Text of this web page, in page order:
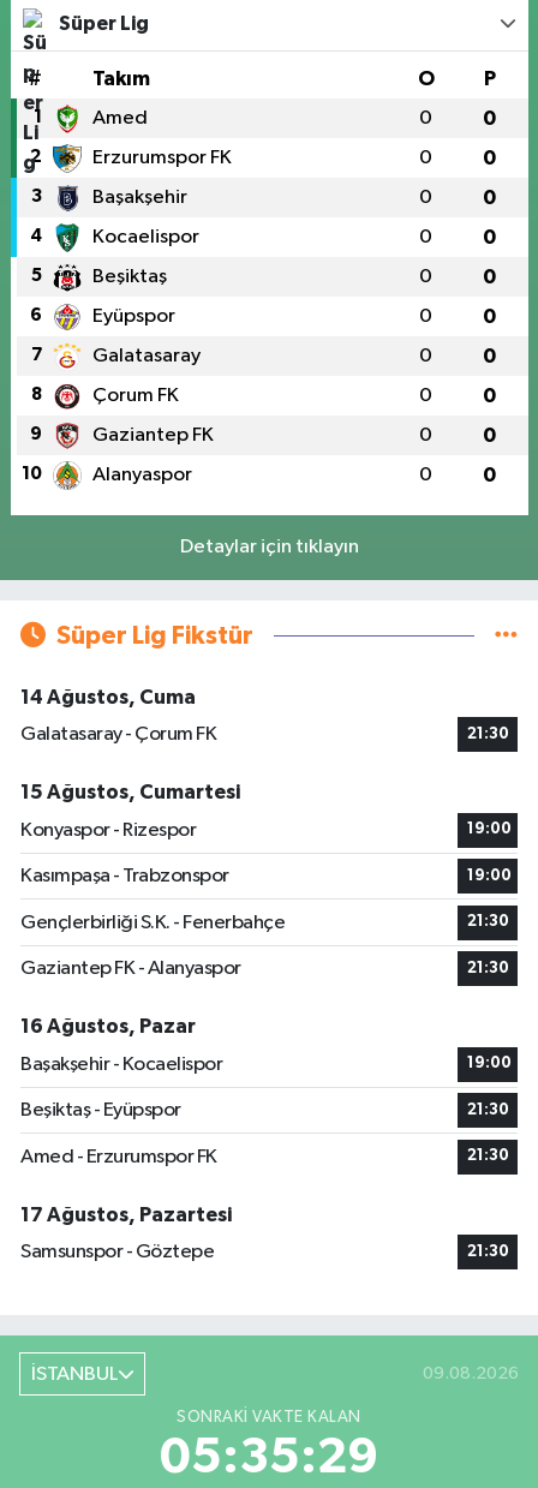
Süper Lig
# Takım O P
1 Amed 0 0
2 Erzurumspor FK 0 0
3 Başakşehir 0 0
4 Kocaelispor 0 0
5 Beşiktaş 0 0
6 Eyüpspor 0 0
7 Galatasaray 0 0
8 Çorum FK 0 0
9 Gaziantep FK 0 0
10 Alanyaspor 0 0
Detaylar için tıklayın
Süper Lig Fikstür
14 Ağustos, Cuma
Galatasaray - Çorum FK
21:30
15 Ağustos, Cumartesi
Konyaspor - Rizespor
19:00
Kasımpaşa - Trabzonspor 19:00
Gençlerbirliği S.K. - Fenerbahçe 21:30
Gaziantep FK - Alanyaspor 21:30
16 Ağustos, Pazar
Başakşehir - Kocaelispor
19:00
Beşiktaş - Eyüpspor 21:30
Amed - Erzurumspor FK 21:30
17 Ağustos, Pazartesi
Samsunspor - Göztepe
21:30
İSTANBUL 09.08.2026
SONRAKI VAKTE KALAN
05:35:28